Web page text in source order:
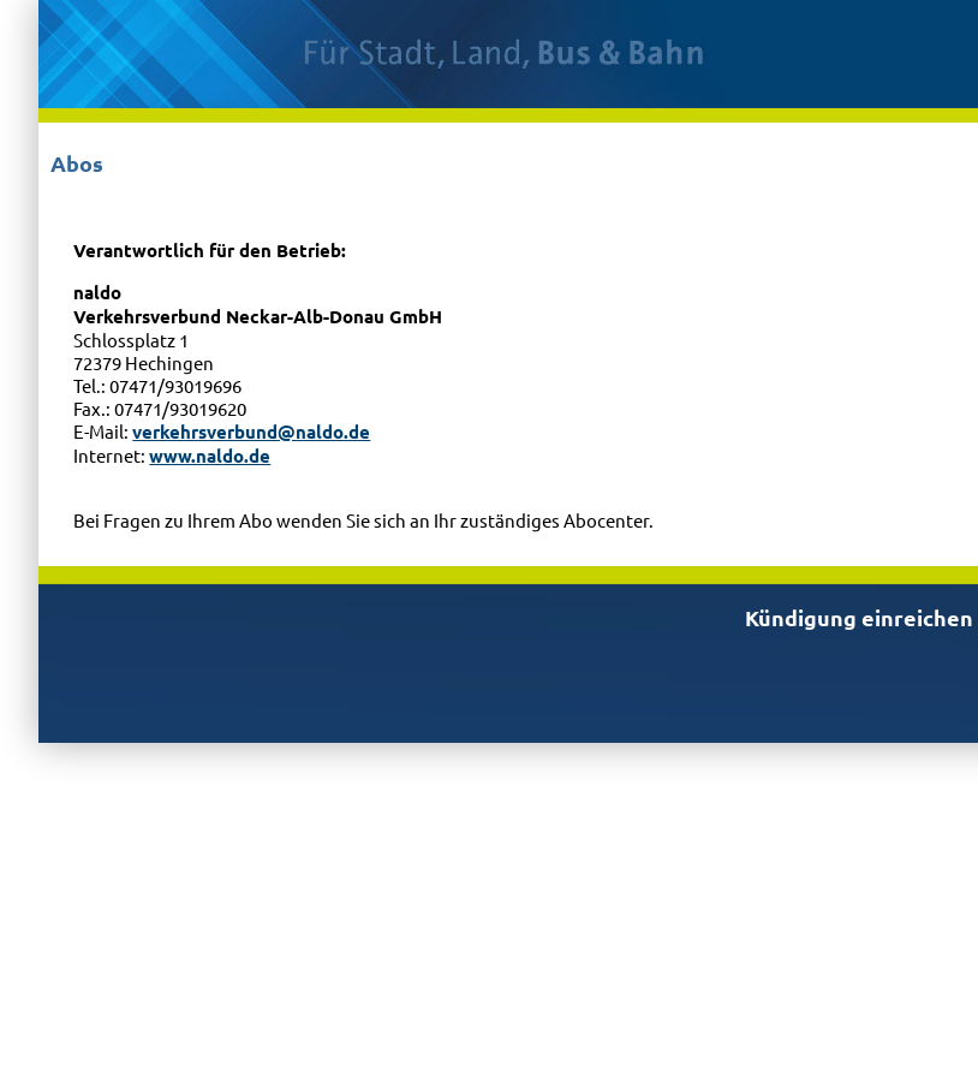
Abos
Verantwortlich für den Betrieb:
naldo
Verkehrsverbund Neckar-Alb-Donau GmbH
Schlossplatz 1
72379 Hechingen
Tel.: 07471/93019696
Fax.: 07471/93019620
E-Mail:verkehrsverbund@naldo.de
Internet:www.naldo.de
Bei Fragen zu Ihrem Abo wenden Sie sich an Ihr zuständiges Abocenter.
Kündigung einreichen